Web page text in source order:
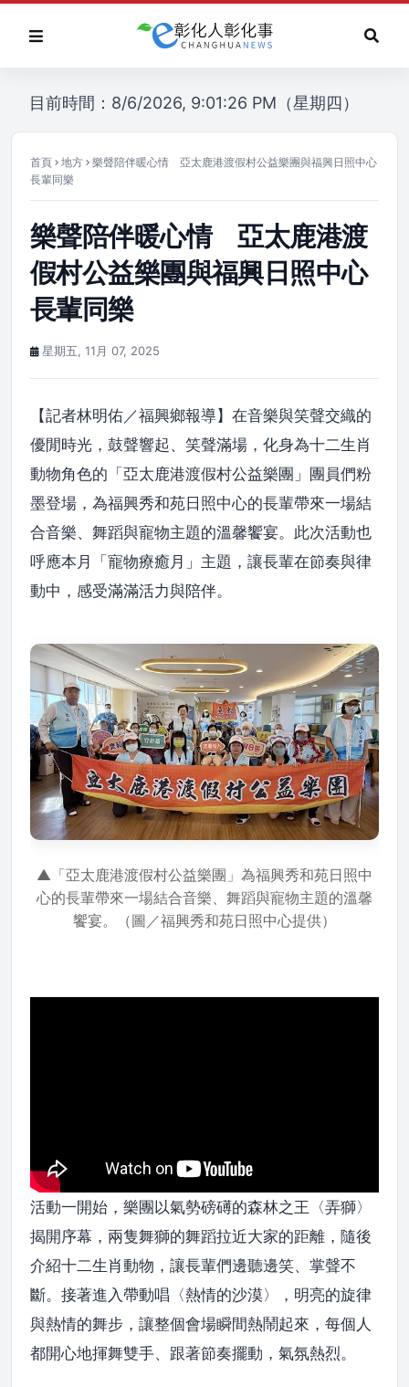
目前時間：8/6/2026, 9:01:26 PM（星期四）
首頁 地方
樂聲陪伴暖心情 亞太鹿港渡假村公益樂團與福興日照中心
長輩同樂
樂聲陪伴暖心情 亞太鹿港渡
假村公益樂團與福興日照中心
長輩同樂
星期五, 11月 07, 2025
【記者林明佑／福興鄉報導】在音樂與笑聲交織的
優閒時光，鼓聲響起、笑聲滿場，化身為十二生肖
動物角色的「亞太鹿港渡假村公益樂團」團員們粉
墨登場，為福興秀和苑日照中心的長輩帶來一場結
合音樂、舞蹈與寵物主題的溫馨饗宴。此次活動也
呼應本月「寵物療癒月」主題，讓長輩在節奏與律
動中，感受滿滿活力與陪伴。
▲「亞太鹿港渡假村公益樂團」為福興秀和苑日照中
心的長輩帶來一場結合音樂、舞蹈與寵物主題的溫馨
饗宴。（圖／福興秀和苑日照中心提供）
活動一開始，樂團以氣勢磅礡的森林之王〈弄獅〉
揭開序幕，兩隻舞獅的舞蹈拉近大家的距離，隨後
介紹十二生肖動物，讓長輩們邊聽邊笑、掌聲不
斷。接著進入帶動唱〈熱情的沙漠〉，明亮的旋律
與熱情的舞步，讓整個會場瞬間熱鬧起來，每個人
都開心地揮舞雙手、跟著節奏擺動，氣氛熱烈。